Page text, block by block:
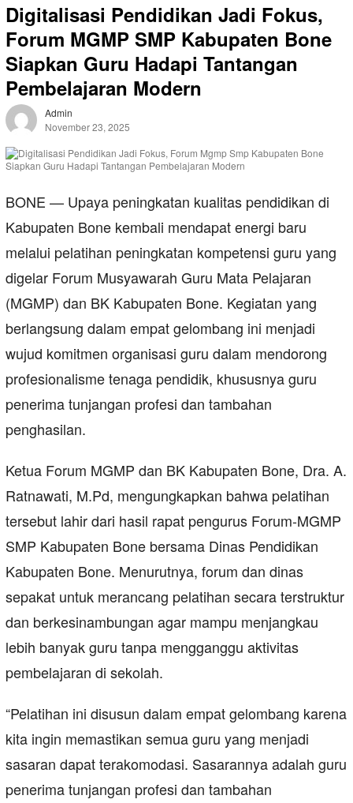
Digitalisasi Pendidikan Jadi Fokus,
Forum MGMP SMP Kabupaten Bone
Siapkan Guru Hadapi Tantangan
Pembelajaran Modern
Admin
November 23, 2025
BONE — Upaya peningkatan kualitas pendidikan di
Kabupaten Bone kembali mendapat energi baru
melalui pelatihan peningkatan kompetensi guru yang
digelar Forum Musyawarah Guru Mata Pelajaran
(MGMP) dan BK Kabupaten Bone. Kegiatan yang
berlangsung dalam empat gelombang ini menjadi
wujud komitmen organisasi guru dalam mendorong
profesionalisme tenaga pendidik, khususnya guru
penerima tunjangan profesi dan tambahan
penghasilan.
Ketua Forum MGMP dan BK Kabupaten Bone, Dra. A.
Ratnawati, M.Pd, mengungkapkan bahwa pelatihan
tersebut lahir dari hasil rapat pengurus Forum-MGMP
SMP Kabupaten Bone bersama Dinas Pendidikan
Kabupaten Bone. Menurutnya, forum dan dinas
sepakat untuk merancang pelatihan secara terstruktur
dan berkesinambungan agar mampu menjangkau
lebih banyak guru tanpa mengganggu aktivitas
pembelajaran di sekolah.
“Pelatihan ini disusun dalam empat gelombang karena
kita ingin memastikan semua guru yang menjadi
sasaran dapat terakomodasi. Sasarannya adalah guru
penerima tunjangan profesi dan tambahan